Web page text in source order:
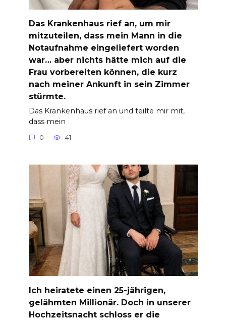
Das Krankenhaus rief an, um mir
mitzuteilen, dass mein Mann in die
Notaufnahme eingeliefert worden
war… aber nichts hätte mich auf die
Frau vorbereiten können, die kurz
nach meiner Ankunft in sein Zimmer
stürmte.
Das Krankenhaus rief an und teilte mir mit,
dass mein
0 41
Ich heiratete einen 25-jährigen,
gelähmten Millionär. Doch in unserer
Hochzeitsnacht schloss er die